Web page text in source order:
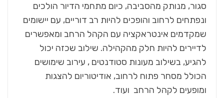
סגור, מנותק מהסביבה, כיום מתחמי הדיור הולכים
ונפתחים לרחוב והופכים להיות רב דוריים, עם יישומים
שמקדמים אינטראקציה עם הקהל הרחב ומאפשרים
לדיירים להיות חלק מהקהילה. שילוב שכזה יכול
להגיע, בשילוב מעונות סטודנטים , עירוב שימושים
הכולל מסחר פתוח לרחוב, אודיטוריום להצגות
ומופעים לקהל הרחב ועוד.